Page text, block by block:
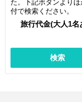
た。下記ボタンよりほ
付で検索ください。
検索